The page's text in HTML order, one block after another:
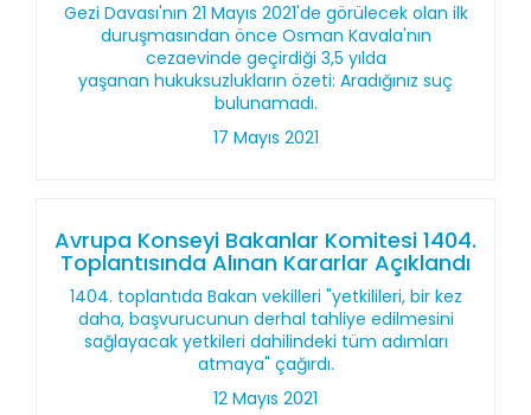
Gezi Davası'nın 21 Mayıs 2021'de görülecek olan ilk
duruşmasından önce Osman Kavala'nın
cezaevinde geçirdiği 3,5 yılda
yaşanan hukuksuzlukların özeti: Aradığınız suç
bulunamadı.
17 Mayıs 2021
Avrupa Konseyi Bakanlar Komitesi 1404.
Toplantısında Alınan Kararlar Açıklandı
1404. toplantıda Bakan vekilleri "yetkilileri, bir kez
daha, başvurucunun derhal tahliye edilmesini
sağlayacak yetkileri dahilindeki tüm adımları
atmaya" çağırdı.
12 Mayıs 2021